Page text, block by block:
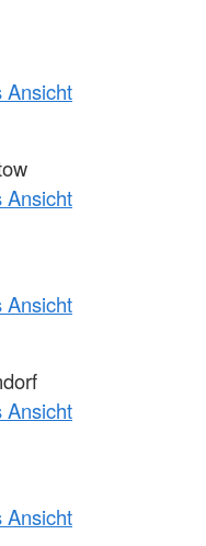
Ansicht
Ansicht
Ansicht
Ansicht
Ansicht